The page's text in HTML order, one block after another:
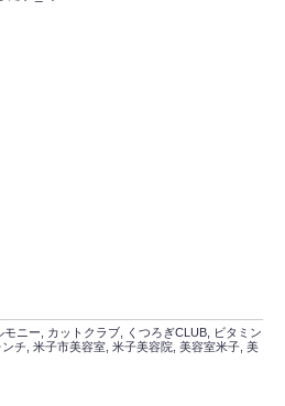
モニー カットクラブ くつろぎCLUB
ビタミン
チ 米子市美容室 米子美容院 美容室米子 美